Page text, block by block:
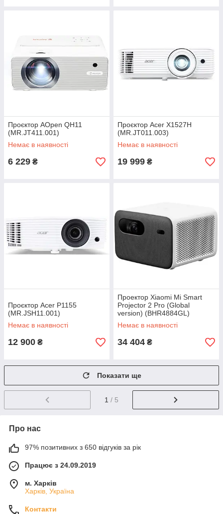
Проєктор AOpen QH11
(MR.JT411.001)
Немає в наявності
6 229 ₴
Проєктор Acer X1527H
(MR.JT011.003)
Немає в наявності
19 999 ₴
Проєктор Acer P1155
(MR.JSH11.001)
Немає в наявності
12 900 ₴
Проектор Xiaomi Mi Smart
Projector 2 Pro (Global
version) (BHR4884GL)
Немає в наявності
34 404 ₴
Показати ще
1 / 5
Про нас
97% позитивних з 650 відгуків за рік
Працює з 24.09.2019
м. Харків
Харків, Україна
Контакти